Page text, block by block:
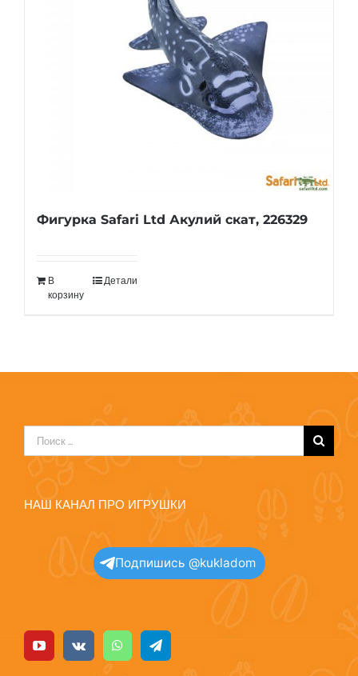
Фигурка Safari Ltd Акулий скат, 226329
В
корзину
Детали
Результат
поиска:
НАШ КАНАЛ ПРО ИГРУШКИ
Подпишись @kukladom